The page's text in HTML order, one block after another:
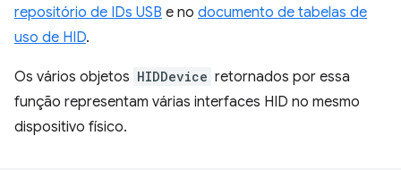
repositório de IDs USB e no documento de tabelas de
uso de HID.
Os vários objetos HIDDevice retornados por essa
função representam várias interfaces HID no mesmo
dispositivo físico.